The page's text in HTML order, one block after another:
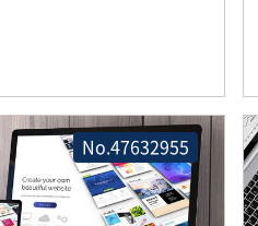
No.47632955